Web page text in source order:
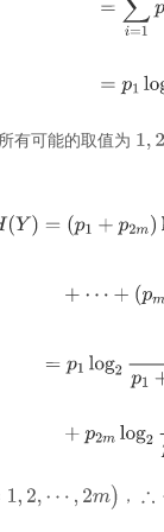
所有可能的取值为
，